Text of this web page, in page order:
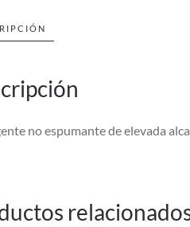
no espumante de elevada